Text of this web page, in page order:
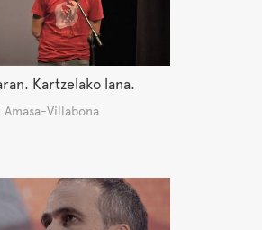
Kartzelako lana.
Villabona